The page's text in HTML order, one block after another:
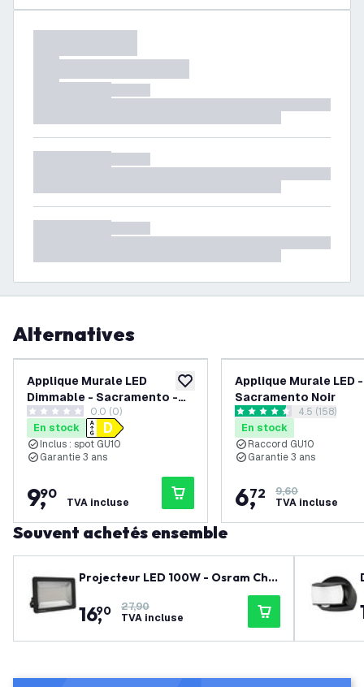
Alternatives
ajouter à la liste de souhaits
Applique Murale LED
Dimmable - Sacramento -
3W - 2700K - Noir
0 étoiles de notation
0.0 (0)
En stock
Inclus : spot GU10
Garantie 3 ans
9,
90
TVA incluse
Applique Murale LED -
Sacramento Noir
ouvrir le
4.5 étoiles de notation
4.5 (158)
En stock
Raccord GU10
Garantie 3 ans
6,
72
9,60
TVA incluse
Souvent achetés ensemble
Projecteur LED 100W - Osram Chip
16,
90
27,90
TVA incluse